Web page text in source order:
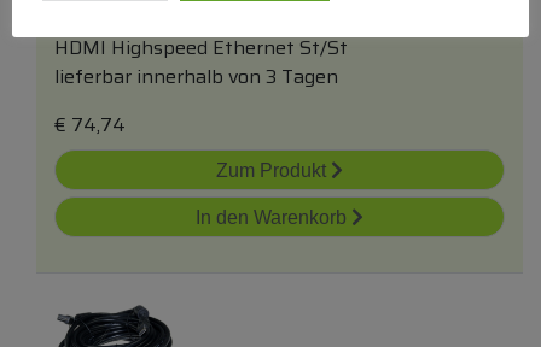
HDMI Highspeed Ethernet St/St
lieferbar innerhalb von 3 Tagen
€ 74,74
Zum Produkt
In den Warenkorb